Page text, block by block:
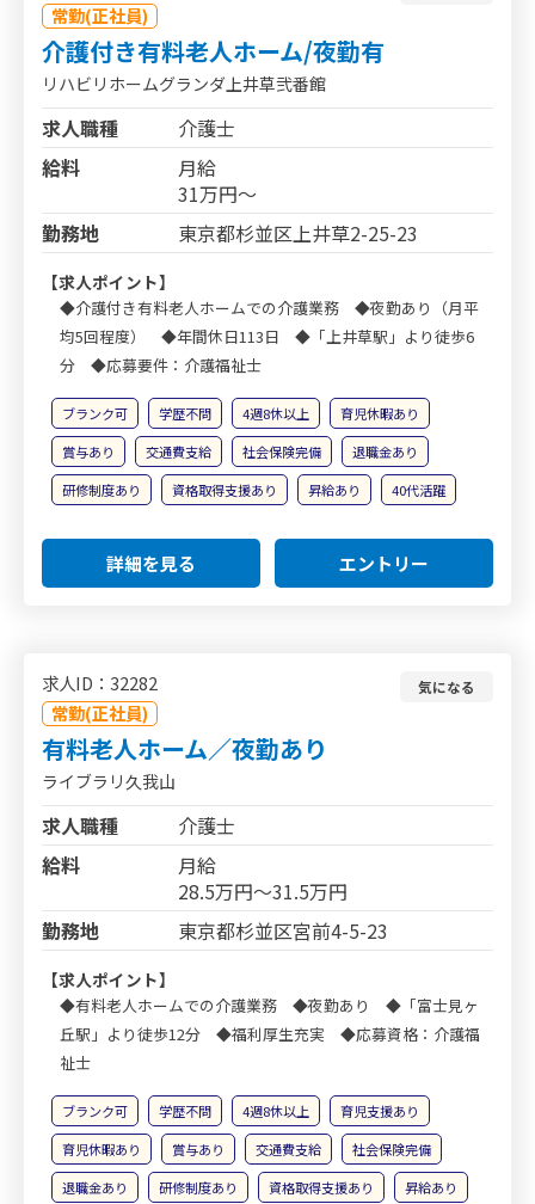
常勤(正社員)
介護付き有料老人ホーム/夜勤有
リハビリホームグランダ上井草弐番館
求人職種
介護士
給料
月給
31万円～
勤務地
東京都杉並区上井草2-25-23
【求人ポイント】
◆介護付き有料老人ホームでの介護業務 ◆夜勤あり（月平
均5回程度） ◆年間休日113日 ◆「上井草駅」より徒歩6
分 ◆応募要件：介護福祉士
ブランク可 学歴不問 4週8休以上
育児休暇あり
賞与あり
交通費支給 社会保険完備
退職金あり
研修制度あり
資格取得支援あり 昇給あり 40代活躍
詳細を見る エントリー
求人ID：32282
常勤(正社員)
気になる
有料老人ホーム／夜勤あり
ライブラリ久我山
求人職種
介護士
給料
月給
28.5万円～31.5万円
勤務地
東京都杉並区宮前4-5-23
【求人ポイント】
◆有料老人ホームでの介護業務 ◆夜勤あり ◆「富士見ヶ
丘駅」より徒歩12分 ◆福利厚生充実 ◆応募資格：介護福
祉士
ブランク可 学歴不問 4週8休以上
育児支援あり
育児休暇あり
賞与あり 交通費支給
社会保険完備
退職金あり
研修制度あり 資格取得支援あり
昇給あり